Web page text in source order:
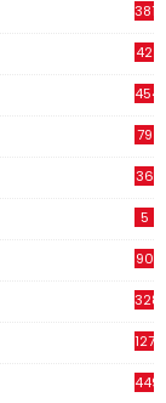
3816
42
454
79
36
5
90
328
1270
449